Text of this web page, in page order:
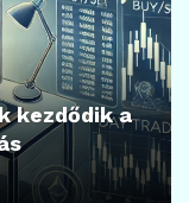
kezdődik a